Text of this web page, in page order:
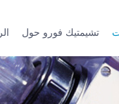
تشيمتيك فورو حول